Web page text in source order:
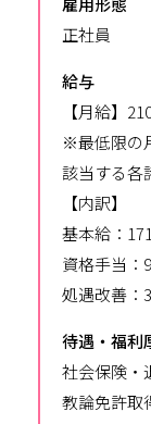
正社員
給与
【月給】
※最低限の
該当する各
【内訳】
基本給：
資格手当：
処遇改善：
待遇・福利
社会保険・
教論免許取